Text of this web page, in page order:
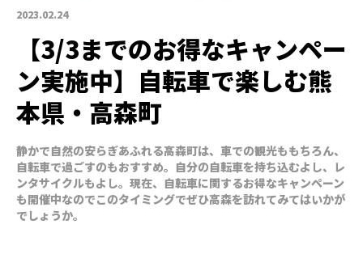
2023.02.24
【3/3までのお得なキャンペー
ン実施中】自転車で楽しむ熊
本県・高森町
静かで自然の安らぎあふれる高森町は、車での観光ももちろん、
自転車で過ごすのもおすすめ。自分の自転車を持ち込むよし、レ
ンタサイクルもよし。現在、自転車に関するお得なキャンペーン
も開催中なのでこのタイミングでぜひ高森を訪れてみてはいかが
でしょうか。